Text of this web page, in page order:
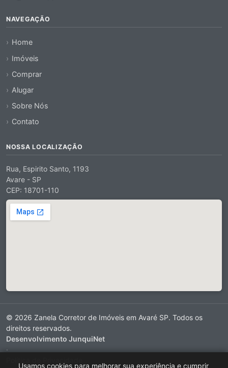
NAVEGAÇÃO
Home
Imóveis
Comprar
Alugar
Sobre Nós
Contato
NOSSA LOCALIZAÇÃO
Rua, Espirito Santo, 1193
Avare - SP
CEP: 18701-110
© 2026 Zanela Corretor de Imóveis em Avaré SP. Todos os
direitos reservados.
Desenvolvimento JunquiNet
·
Usamos cookies para melhorar sua experiência e cumprir